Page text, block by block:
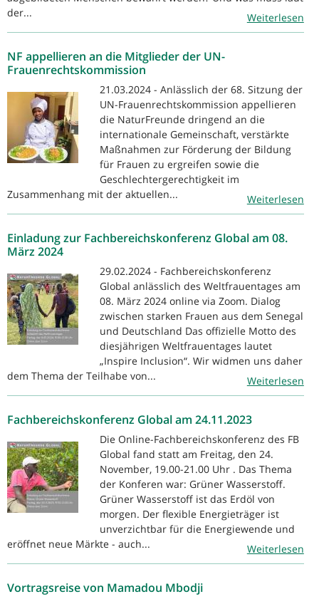
der...
Weiterlesen
NF appellieren an die Mitglieder der UN-
Frauenrechtskommission
21.03.2024 - Anlässlich der 68. Sitzung der
UN-Frauenrechtskommission appellieren
die NaturFreunde dringend an die
internationale Gemeinschaft, verstärkte
Maßnahmen zur Förderung der Bildung
für Frauen zu ergreifen sowie die
Geschlechtergerechtigkeit im
Zusammenhang mit der aktuellen...
Weiterlesen
Einladung zur Fachbereichskonferenz Global am 08.
März 2024
29.02.2024 - Fachbereichskonferenz
Global anlässlich des Weltfrauentages am
08. März 2024 online via Zoom. Dialog
zwischen starken Frauen aus dem Senegal
und Deutschland Das offizielle Motto des
diesjährigen Weltfrauentages lautet
„Inspire Inclusion“. Wir widmen uns daher
dem Thema der Teilhabe von...
Weiterlesen
Fachbereichskonferenz Global am 24.11.2023
Die Online-Fachbereichskonferenz des FB
Global fand statt am Freitag, den 24.
November, 19.00-21.00 Uhr . Das Thema
der Konferen war: Grüner Wasserstoff.
Grüner Wasserstoff ist das Erdöl von
morgen. Der flexible Energieträger ist
unverzichtbar für die Energiewende und
eröffnet neue Märkte - auch...
Weiterlesen
Vortragsreise von Mamadou Mbodji